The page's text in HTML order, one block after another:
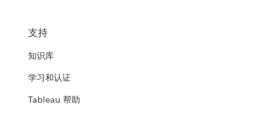
支持
知识库
学习和认证
Tableau 帮助